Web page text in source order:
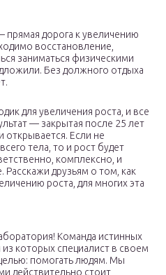
дорога к увеличению
восстановление,
заниматься физическими
Без должного отдыха
для увеличения роста, и все
— закрытая после 25 лет
открывается. Если не
тела, то и рост будет
комплексно, и
друзьям о том, как
роста, для многих эта
Команда истинных
которых специалист в своем
помогать людям. Мы
действительно стоит